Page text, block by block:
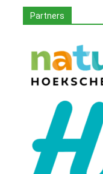
Partners